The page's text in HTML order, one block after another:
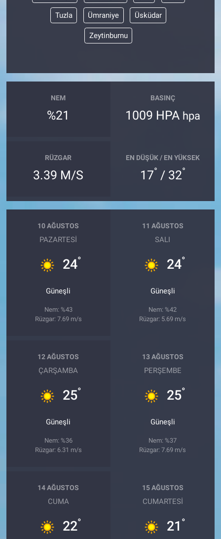
Tuzla Ümraniye Üsküdar
Zeytinburnu
NEM
%21
BASINÇ
1009 HPA hpa
RÜZGAR
3.39 M/S
EN DÜŞÜK / EN YÜKSEK
17° / 32°
10 AĞUSTOS
PAZARTESI
24°
Güneşli
Nem: %43
Rüzgar: 7.69 m/s
11 AĞUSTOS
SALI
24°
Güneşli
Nem: %42
Rüzgar: 5.69 m/s
12 AĞUSTOS
ÇARŞAMBA
25°
Güneşli
Nem: %36
Rüzgar: 6.31 m/s
13 AĞUSTOS
PERŞEMBE
25°
Güneşli
Nem: %37
Rüzgar: 7.69 m/s
14 AĞUSTOS
CUMA
22°
15 AĞUSTOS
CUMARTESI
21 °